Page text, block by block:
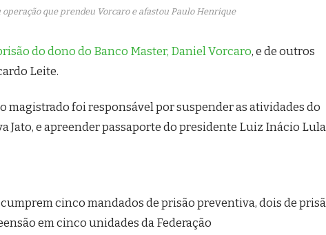
que prendeu Vorcaro e afastou Paulo Henrique
do dono do Banco Master, Daniel Vorcaro, e de outros
Leite.
o magistrado foi responsável por suspender as atividades do
Jato, e apreender passaporte do presidente Luiz Inácio Lula